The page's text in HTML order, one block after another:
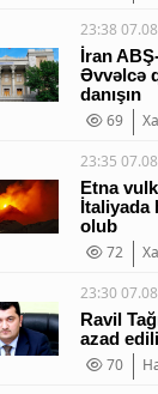
Где
23:38
İran
Əvvəlcə
danışın
69
23:35
Etna
İtaliyada
olub
72
23:30
Ravil
azad
70